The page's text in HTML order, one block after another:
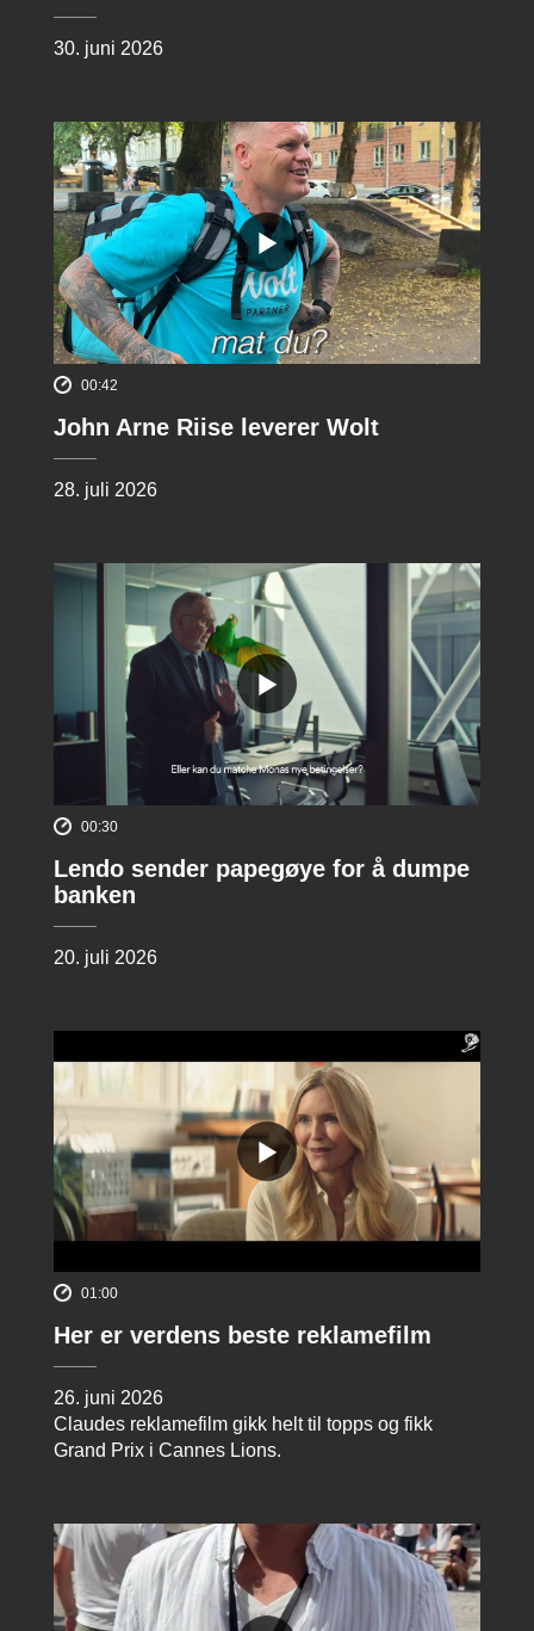
30. juni 2026
00:42
John Arne Riise leverer Wolt
28. juli 2026
00:30
Lendo sender papegøye for å dumpe
banken
20. juli 2026
01:00
Her er verdens beste reklamefilm
26. juni 2026
Claudes reklamefilm gikk helt til topps og fikk
Grand Prix i Cannes Lions.